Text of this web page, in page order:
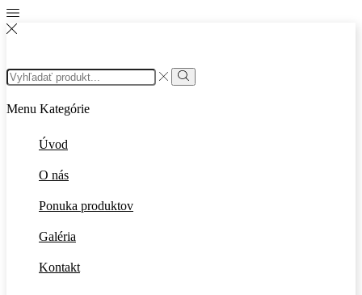
Search
input
Search
Menu Kategórie
Úvod
O nás
Ponuka produktov
Galéria
Kontakt